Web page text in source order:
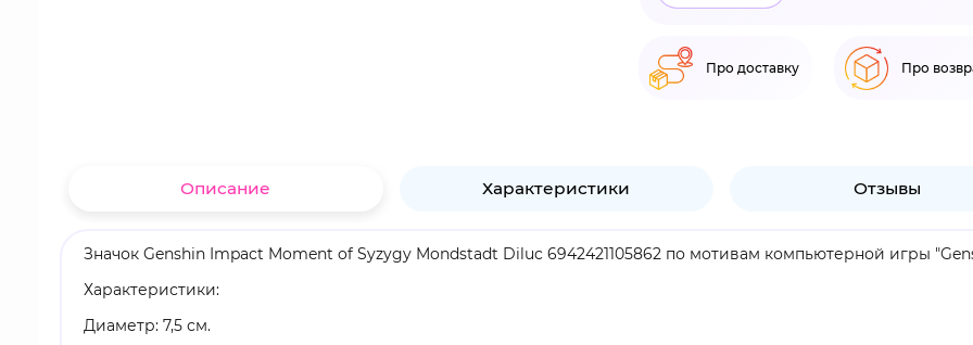
Про доставку Про
Описание Характеристики Отзывы
Значок Genshin Impact Moment of Syzygy Mondstadt Diluc 6942421105862 по мотивам компьютерной игры
Характеристики:
Диаметр: 7,5 см.